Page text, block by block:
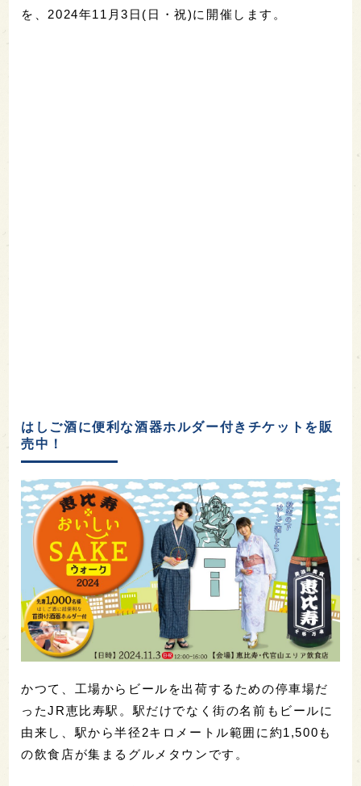
を、2024年11月3日(日・祝)に開催します。
はしご酒に便利な酒器ホルダー付きチケットを販
売中！
かつて、工場からビールを出荷するための停車場だ
ったJR恵比寿駅。駅だけでなく街の名前もビールに
由来し、駅から半径2キロメートル範囲に約1,500も
の飲食店が集まるグルメタウンです。